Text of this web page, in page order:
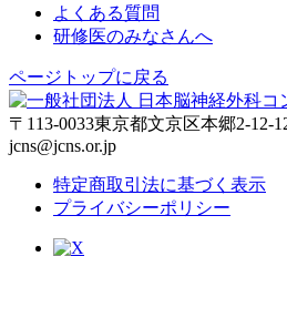
よくある質問
研修医のみなさんへ
ページトップに戻る
〒113-0033東京都文京区本郷2-12-
jcns@jcns.or.jp
特定商取引法に基づく表示
プライバシーポリシー